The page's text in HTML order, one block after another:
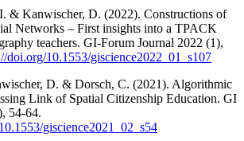
& Kanwischer, D. (2022). Constructions of
Networks – First insights into a TPACK
teachers. GI-Forum Journal 2022 (1),
doi.org/10.1553/giscience2022_01_s107
D. & Dorsch, C. (2021). Algorithmic
Link of Spatial Citizenship Education. GI
54-64.
giscience2021_02_s54